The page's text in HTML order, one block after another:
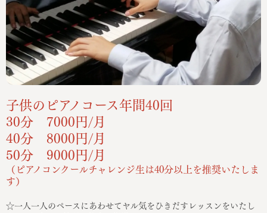
子供のピアノコース年間40回
30分 7000円/月
40分 8000円/月
50分 9000円/月
（ピアノコンクールチャレンジ生は40分以上を推奨いたしま
す）
☆一人一人のペースにあわせてヤル気をひきだすレッスンをいたし